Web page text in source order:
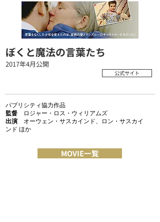
ぼくと魔法の言葉たち
2017年4月公開
公式サイト
パブリシティ協力作品
監督
ロジャー・ロス・ウィリアムズ
出演 オーウェン・サスカインド、ロン・サスカイ
ンド ほか
MOVIE一覧